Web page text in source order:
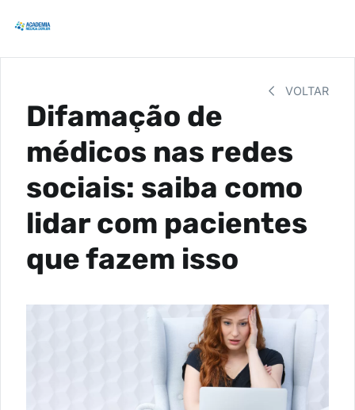
VOLTAR
Difamação de
médicos nas redes
sociais: saiba como
lidar com pacientes
que fazem isso